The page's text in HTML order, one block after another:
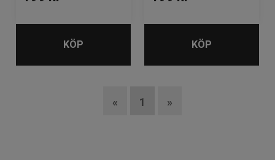
KÖP KÖP
« 1 »